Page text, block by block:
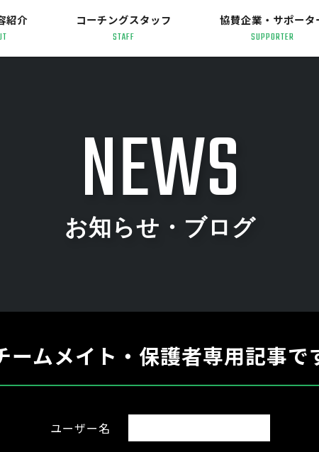
紹介
コーチングスタッフ
STAFF
協賛企業・サポータ
SUPPORTER
NEWS
お知らせ・ブログ
ームメイト・保護者専用記事で
ユーザー名